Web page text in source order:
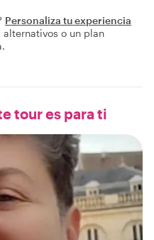
Personaliza tu experiencia
o un plan
tour es para ti